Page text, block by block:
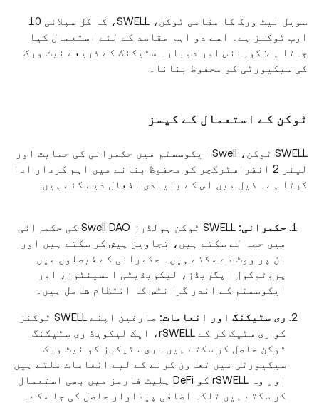
سویل نیٹ ورک کا مقامی ٹوکن، SWELL، کا کل سپلائی 10
ارب ٹوکنز ہے۔ اسے دو اہم مقاصد کے لئے استعمال کیا
جاتا ہے: گورننس اور دوبارہ سٹیکنگ کے ذریعے نیٹ ورک
کی سیکیورٹی کو محفوظ بنانا۔
ٹوکن کے استعمال کے کیسز
SWELL ٹوکن، Swell ایکوسسٹم میں حکمرانی کی حمایت اور
لیئر 2 انفراسٹرکچر کو محفوظ بنانے میں اہم کردار ادا
کرتا ہے۔ ذیل میں اس کے بنیادی افعال دیے گئے ہیں:
حکمرانی:
SWELL ٹوکن ہولڈرز Swell DAO کی حکمرانی
میں حصہ لے سکتے ہیں، تجاویز پیش کر سکتے ہیں اور
ان پر ووٹ دے سکتے ہیں۔ حکمرانی کے فیصلوں میں
پروٹوکول اپگریڈز، لیکویڈیٹی انسینٹوز، اور
ایکوسسٹم کے اندر گرانٹس کا انتظام شامل ہیں۔
ری سٹیکنگ اور انعامات:
صارفین اپنے SWELL ٹوکنز
کو ری سٹیک کر کے rSWELL، ایک لیکویڈ ری سٹیکنگ
ٹوکن حاصل کر سکتے ہیں۔ ری سٹیکرز کو نیٹ ورک
سیکیورٹی میں تعاون کرنے کے لیے انعامات ملتے ہیں
اور وہ rSWELL کو DeFi پلیٹ فارمز میں بھی استعمال
کر سکتے ہیں تاکہ اضافی پیداوار حاصل کی جا سکے۔